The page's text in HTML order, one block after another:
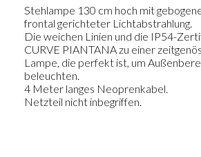
Stehlampe 130 cm hoch mit
frontal gerichteter Lichtabstrahlung.
Die weichen Linien und die IP54-
CURVE PIANTANA zu einer
Lampe, die perfekt ist, um
beleuchten.
4 Meter langes Neoprenkabel.
Netzteil nicht inbegriffen.